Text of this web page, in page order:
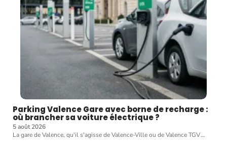
Parking Valence Gare avec borne de recharge :
où brancher sa voiture électrique ?
5 août 2026
La gare de Valence, qu'il s'agisse de Valence-Ville ou de Valence TGV…